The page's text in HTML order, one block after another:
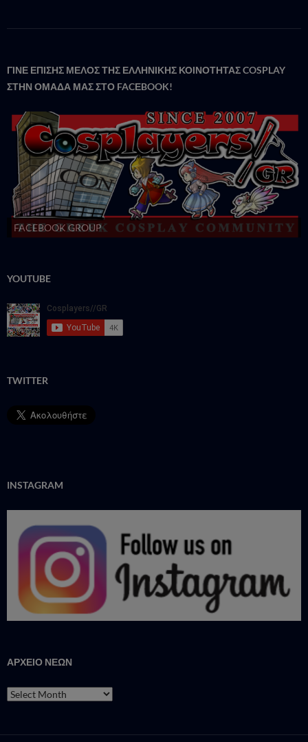
ΓΙΝΕ ΕΠΙΣΗΣ ΜΕΛΟΣ ΤΗΣ ΕΛΛΗΝΙΚΗΣ ΚΟΙΝΟΤΗΤΑΣ COSPLAY
ΣΤΗΝ ΟΜΑΔΑ ΜΑΣ ΣΤΟ FACΕBOOK!
FACEBOOK GROUP
YOUTUBE
TWITTER
INSTAGRAM
ΑΡΧΕΙΟ ΝΕΩΝ
ΑΡΧΕΙΟ
ΝΕΩΝ